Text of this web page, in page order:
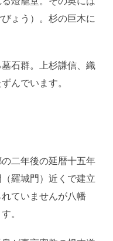
ょう）。杉の巨木に
石群。上杉謙信、織
んでいます。
二年後の延暦十五年
羅城門）近くで建立
ていませんが八幡
。